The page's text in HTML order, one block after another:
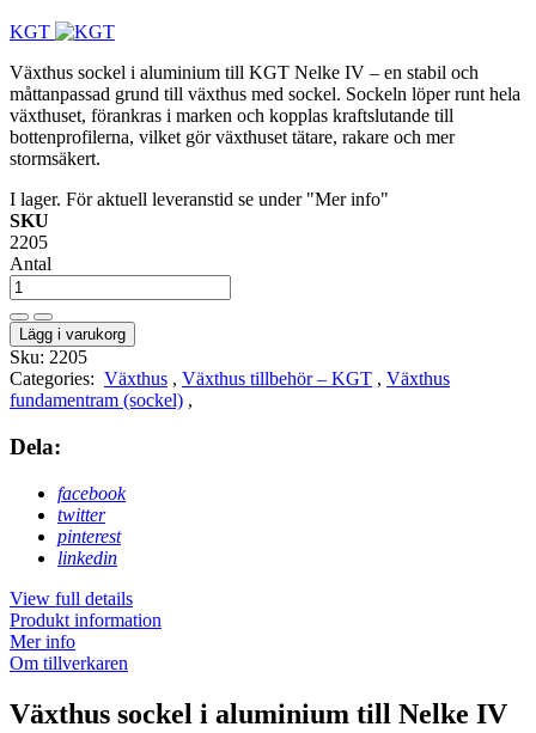
KGT
Växthus sockel i aluminium till KGT Nelke IV – en stabil och
måttanpassad grund till växthus med sockel. Sockeln löper runt hela
växthuset, förankras i marken och kopplas kraftslutande till
bottenprofilerna, vilket gör växthuset tätare, rakare och mer
stormsäkert.
I lager. För aktuell leveranstid se under "Mer info"
SKU
2205
Antal
Lägg i varukorg
Sku: 2205
Categories: Växthus , Växthus tillbehör – KGT , Växthus
fundamentram (sockel) ,
Dela:
facebook
twitter
pinterest
linkedin
View full details
Produkt information
Mer info
Om tillverkaren
Växthus sockel i aluminium till Nelke IV